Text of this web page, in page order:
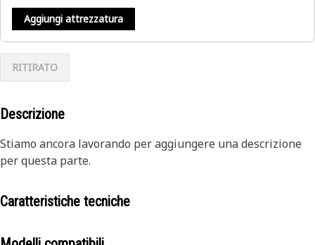
Aggiungi attrezzatura
RITIRATO
Descrizione
Stiamo ancora lavorando per aggiungere una descrizione
per questa parte.
Caratteristiche tecniche